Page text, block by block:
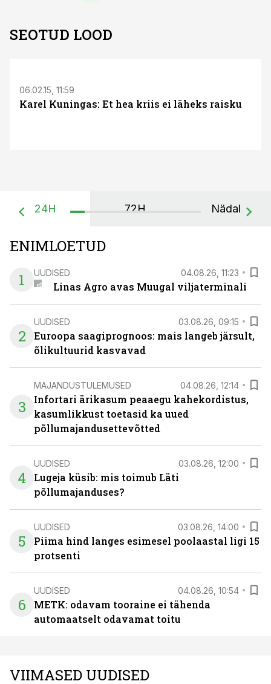
SEOTUD LOOD
06.02.15, 11:59
Karel Kuningas: Et hea kriis ei läheks raisku
24H 72H Nädal
ENIMLOETUD
1
UUDISED 04.08.26, 11:23
Linas Agro avas Muugal viljaterminali
2
UUDISED 03.08.26, 09:15
Euroopa saagiprognoos: mais langeb järsult,
õlikultuurid kasvavad
3
MAJANDUSTULEMUSED 04.08.26, 12:14
Infortari ärikasum peaaegu kahekordistus,
kasumlikkust toetasid ka uued
põllumajandusettevõtted
4
UUDISED 03.08.26, 12:00
Lugeja küsib: mis toimub Läti
põllumajanduses?
5
UUDISED 03.08.26, 14:00
Piima hind langes esimesel poolaastal ligi 15
protsenti
6
UUDISED 04.08.26, 10:54
METK: odavam tooraine ei tähenda
automaatselt odavamat toitu
VIIMASED UUDISED